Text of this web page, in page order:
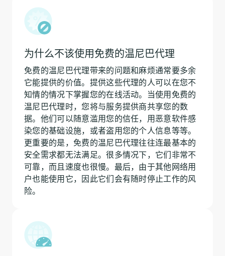
为什么不该使用免费的温尼巴代理
免费的温尼巴代理带来的问题和麻烦通常要多余
它能提供的价值。提供这些代理的人可以在您不
知情的情况下掌握您的在线活动。当使用免费的
温尼巴代理时，您将与服务提供商共享您的数
据。他们可以随意滥用您的信任，用恶意软件感
染您的基础设施，或者盗用您的个人信息等等。
更重要的是，免费的温尼巴代理往往连最基本的
安全需求都无法满足。很多情况下，它们非常不
可靠，而且速度也很慢。最后，由于其他网络用
户也能使用它，因此它们会有随时停止工作的风
险。